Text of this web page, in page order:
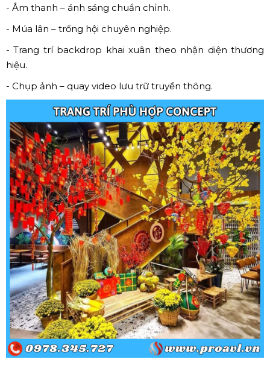
- Âm thanh – ánh sáng chuẩn chỉnh.
- Múa lân – trống hội chuyên nghiệp.
- Trang trí backdrop khai xuân theo nhận diện thương
hiệu.
- Chụp ảnh – quay video lưu trữ truyền thông.